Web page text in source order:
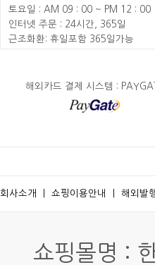
토요일 : AM 09 : 00 ~ PM 12 : 00
인터넷 주문 : 24시간, 365일
근조화환: 휴일포함 365일가능
해외카드 결제 시스템 :
회사소개 쇼핑이용안내 해외발
쇼핑몰명 :